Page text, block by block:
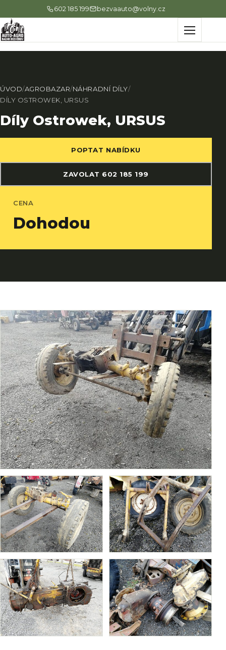
602 185 199 bezvaauto@volny.cz
Menu
ÚVOD/AGROBAZAR/NÁHRADNÍ DÍLY/
DÍLY OSTROWEK, URSUS
Díly Ostrowek, URSUS
POPTAT NABÍDKU
ZAVOLAT 602 185 199
CENA
Dohodou